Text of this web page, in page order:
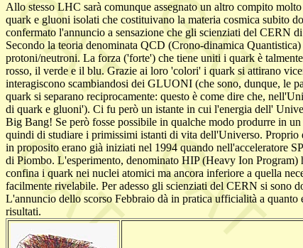
Allo stesso LHC sarà comunque assegnato un altro compito
quark e gluoni isolati che costituivano la materia cosmica subito
confermato l'annuncio a sensazione che gli scienziati del CERN
Secondo la teoria denominata QCD (Crono-dinamica
protoni/neutroni. La forza ('forte') che tiene uniti i quark è
rosso, il verde e il blu. Grazie ai loro 'colori' i quark si attirano
interagiscono scambiandosi dei GLUONI (che sono, dunque, le
quark si separano reciprocamente: questo è come dire che,
di quark e gluoni'). Ci fu però un istante in cui l'energia dell'
Big Bang! Se però fosse possibile in qualche modo produrre in
quindi di studiare i primissimi istanti di vita dell'Universo.
in proposito erano già iniziati nel 1994 quando nell'acceleratore
di Piombo. L'esperimento, denominato HIP (Heavy Ion
confina i quark nei nuclei atomici ma ancora inferiore a quella
facilmente rivelabile. Per adesso gli scienziati del CERN si sono
L'annuncio dello scorso Febbraio dà in pratica ufficialità a
risultati.